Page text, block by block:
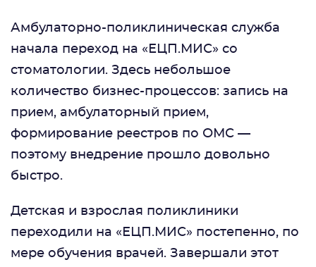
Амбулаторно-поликлиническая служба
начала переход на «ЕЦП.МИС» со
стоматологии. Здесь небольшое
количество бизнес-процессов: запись на
прием, амбулаторный прием,
формирование реестров по ОМС —
поэтому внедрение прошло довольно
быстро.
Детская и взрослая поликлиники
переходили на «ЕЦП.МИС» постепенно, по
мере обучения врачей. Завершали этот